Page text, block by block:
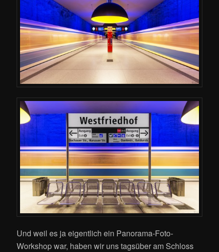
Und weil es ja eigentlich ein Panorama-Foto-
Workshop war, haben wir uns tagsüber am Schloss